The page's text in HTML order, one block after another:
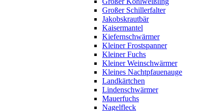
Großer Schillerfalter
Jakobskrautbär
Kaisermantel
Kiefernschwärmer
Kleiner Frostspanner
Kleiner Fuchs
Kleiner Weinschwärmer
Kleines Nachtpfauenauge
Landkärtchen
Lindenschwärmer
Mauerfuchs
Nagelfleck